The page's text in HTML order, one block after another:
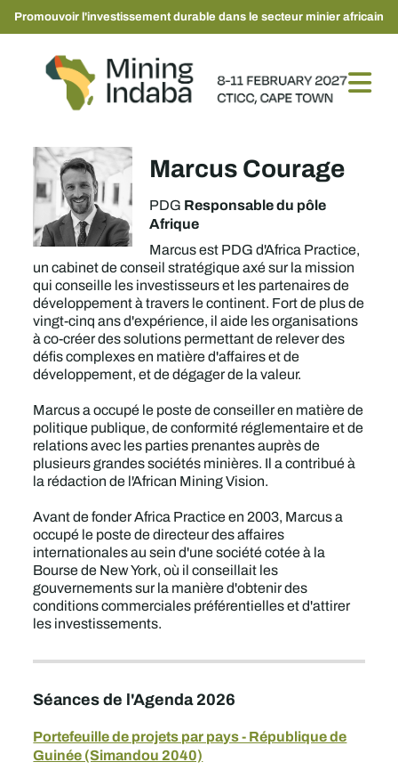
Promouvoir l'investissement durable dans le secteur minier africain
Marcus Courage
PDG Responsable du pôle
Afrique
Marcus est PDG d'Africa Practice,
un cabinet de conseil stratégique axé sur la mission
qui conseille les investisseurs et les partenaires de
développement à travers le continent. Fort de plus de
vingt-cinq ans d'expérience, il aide les organisations
à co-créer des solutions permettant de relever des
défis complexes en matière d'affaires et de
développement, et de dégager de la valeur.
Marcus a occupé le poste de conseiller en matière de
politique publique, de conformité réglementaire et de
relations avec les parties prenantes auprès de
plusieurs grandes sociétés minières. Il a contribué à
la rédaction de l'African Mining Vision.
Avant de fonder Africa Practice en 2003, Marcus a
occupé le poste de directeur des affaires
internationales au sein d'une société cotée à la
Bourse de New York, où il conseillait les
gouvernements sur la manière d'obtenir des
conditions commerciales préférentielles et d'attirer
les investissements.
Séances de l'Agenda 2026
Portefeuille de projets par pays - République de
Guinée (Simandou 2040)